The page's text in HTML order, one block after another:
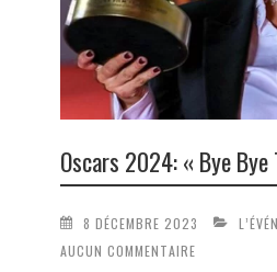
Oscars 2024: « Bye
8 DÉCEMBRE 2023
AUCUN COMMENTAIRE